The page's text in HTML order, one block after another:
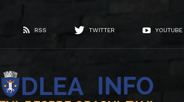
RSS TWITTER YOUTUBE